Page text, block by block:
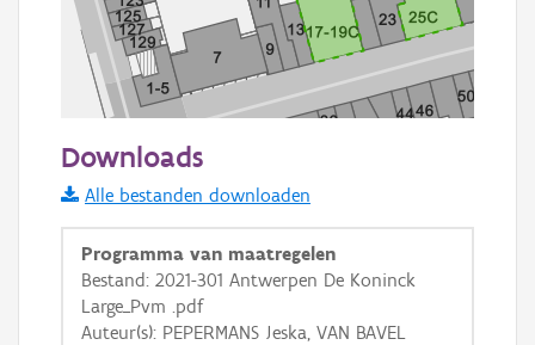
Informatie Vlaanderen
i
+ −
Downloads
Alle bestanden downloaden
Programma van maatregelen
Bestand: 2021-301 Antwerpen De Koninck
Large_Pvm .pdf
Auteur(s): PEPERMANS Jeska, VAN BAVEL